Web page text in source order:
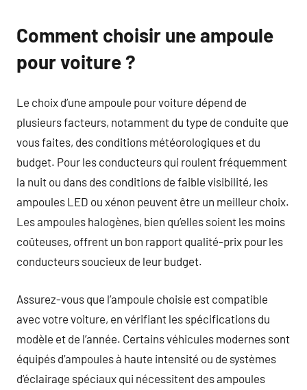
Comment choisir une ampoule
pour voiture ?
Le choix d’une ampoule pour voiture dépend de
plusieurs facteurs, notamment du type de conduite que
vous faites, des conditions météorologiques et du
budget. Pour les conducteurs qui roulent fréquemment
la nuit ou dans des conditions de faible visibilité, les
ampoules LED ou xénon peuvent être un meilleur choix.
Les ampoules halogènes, bien qu’elles soient les moins
coûteuses, offrent un bon rapport qualité-prix pour les
conducteurs soucieux de leur budget.
Assurez-vous que l’ampoule choisie est compatible
avec votre voiture, en vérifiant les spécifications du
modèle et de l’année. Certains véhicules modernes sont
équipés d’ampoules à haute intensité ou de systèmes
d’éclairage spéciaux qui nécessitent des ampoules